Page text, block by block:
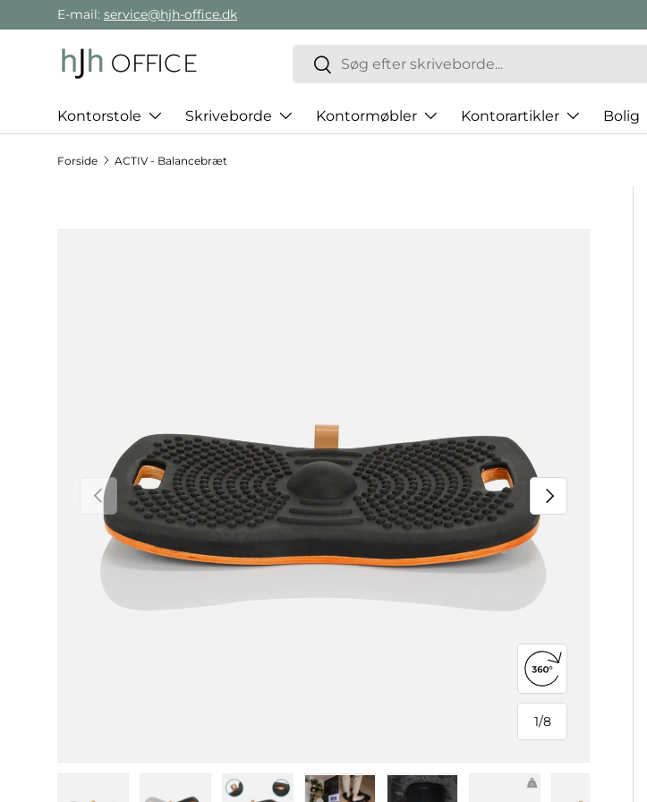
Gå direkte til indholdet
E-mail: service@hjh-office.dk
Søg
Søg
Kontorstole Skriveborde Kontormøbler Kontorartikler Bolig
Forside ACTIV - Balancebræt
Forrige
1/
af
8
Næste
Åbn 360°-visning